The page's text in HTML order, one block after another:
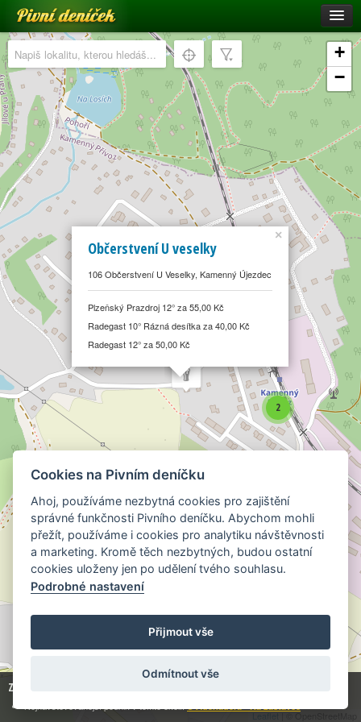
Pivní deníček
Restaurace a hospody
Pivní mapa
Pivní značky
Nápověda
Přihlásit se
Registrace
2
Občerstvení U veselky
106 Občerstvení U Veselky, Kamenný Újezdec
Plzeňský Prazdroj 12° za 55,00 Kč
Radegast 10° Rázná desítka za 40,00 Kč
Radegast 12° za 50,00 Kč
×
+
−
Leaflet| © OpenStreetMap
Zobrazuji
U Adenauera - Na zastávce
Cookies na Pivním deníčku
Ahoj, používáme nezbytná cookies pro zajištění
správné funkčnosti Pivního deníčku. Abychom mohli
přežít, používáme i cookies pro analytiku návštěvnosti
a marketing. Kromě těch nezbytných, budou ostatní
cookies uloženy jen po udělení tvého souhlasu.
Podrobné nastavení
Přijmout vše
Odmítnout vše